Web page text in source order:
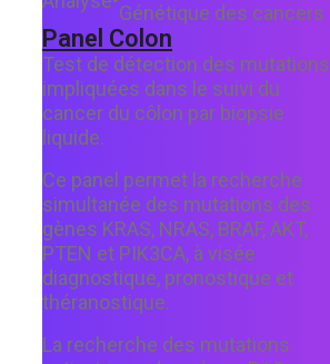
Génétique des cancers
Panel Colon
Test de détection des mutations
impliquées dans le suivi du
cancer du côlon par biopsie
liquide.
Ce panel permet la recherche
simultanée des mutations des
gènes KRAS, NRAS, BRAF, AKT,
PTEN et PIK3CA, à visée
diagnostique, pronostique et
théranostique.
La recherche des mutations